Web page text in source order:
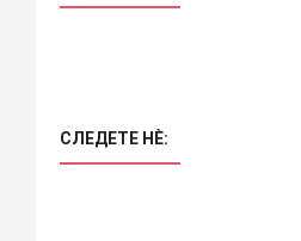
СЛЕДЕТЕ НÈ: